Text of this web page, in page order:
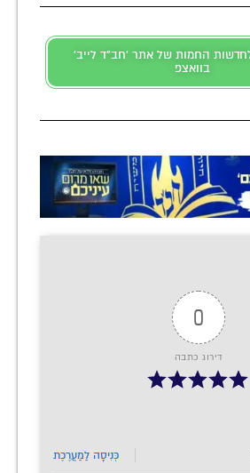
החמות של אתר 'חב"ד לייב'
בוואצפ
0
דירוג כתבה
כְּנִיסָה לַמַעֲרֶכֶת